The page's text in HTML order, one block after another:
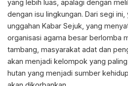
yang lebih luas, apalagi dengan
dengan isu lingkungan. Dari segi
unggahan Kabar Sejuk, yang
organisasi agama besar berlomba
tambang, masyarakat adat dan
akan menjadi kelompok yang
hutan yang menjadi sumber